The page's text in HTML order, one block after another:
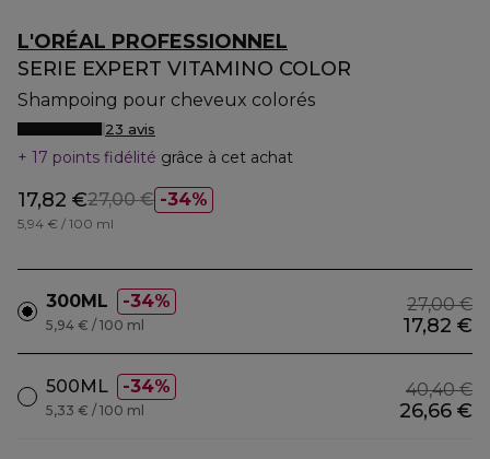
L'ORÉAL PROFESSIONNEL
SERIE EXPERT VITAMINO COLOR
Shampoing pour cheveux colorés
23 avis
17 points fidélité grâce à cet achat
34%
17,82 €27,00 €
5,94 € / 100 ml
300ML 34% 27,00 €
17,82 €
5,94 € / 100 ml
500ML 34% 40,40 €
26,66 €
5,33 € / 100 ml